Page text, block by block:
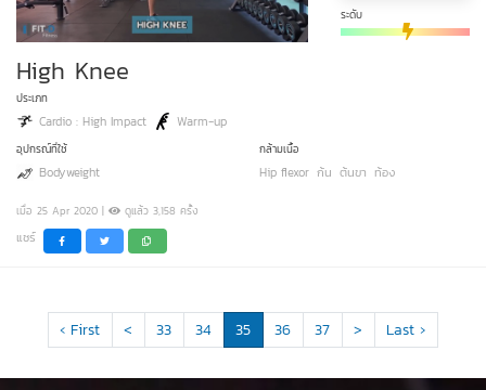
ระดับ
High Knee
ประเภท
Cardio : High Impact Warm-up
อุปกรณ์ที่ใช้
Bodyweight
กล้ามเนื้อ
Hip flexor ก้น ต้นขา ท้อง
เมื่อ 25 Apr 2020 | ดูแล้ว 3,158 ครั้ง
แชร์
‹ First < 33 34 35 36 37 > Last ›